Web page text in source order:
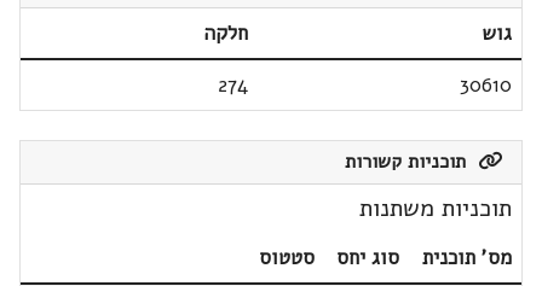
גוש
חלקה
30610
274
תוכניות קשורות
תוכניות משתנות
מס' תוכנית סוג יחס
סטטוס